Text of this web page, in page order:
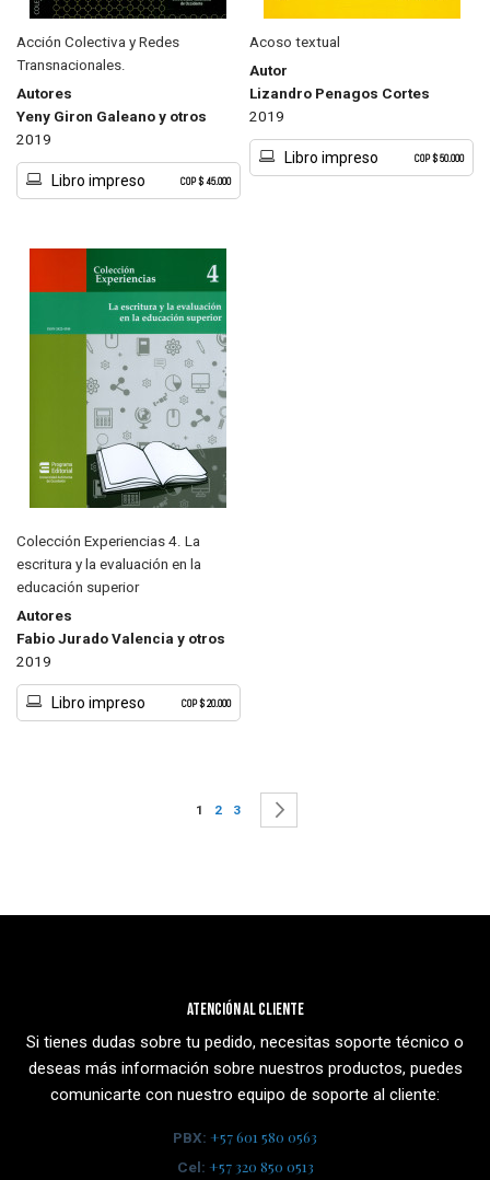
Acción Colectiva y Redes
Transnacionales.
Autores
Yeny Giron Galeano y otros
2019
Libro impreso COP $ 45.000
Acoso textual
Autor
Lizandro Penagos Cortes
2019
Libro impreso COP $ 50.000
Colección Experiencias 4. La
escritura y la evaluación en la
educación superior
Autores
Fabio Jurado Valencia y otros
2019
Libro impreso COP $ 20.000
Page
You're currently reading page
1 Page
2 Page
3
Atención al cliente
Si tienes dudas sobre tu pedido, necesitas soporte técnico o
deseas más información sobre nuestros productos, puedes
comunicarte con nuestro equipo de soporte al cliente:
PBX: +57 601 580 0563
Cel: +57 320 850 0513